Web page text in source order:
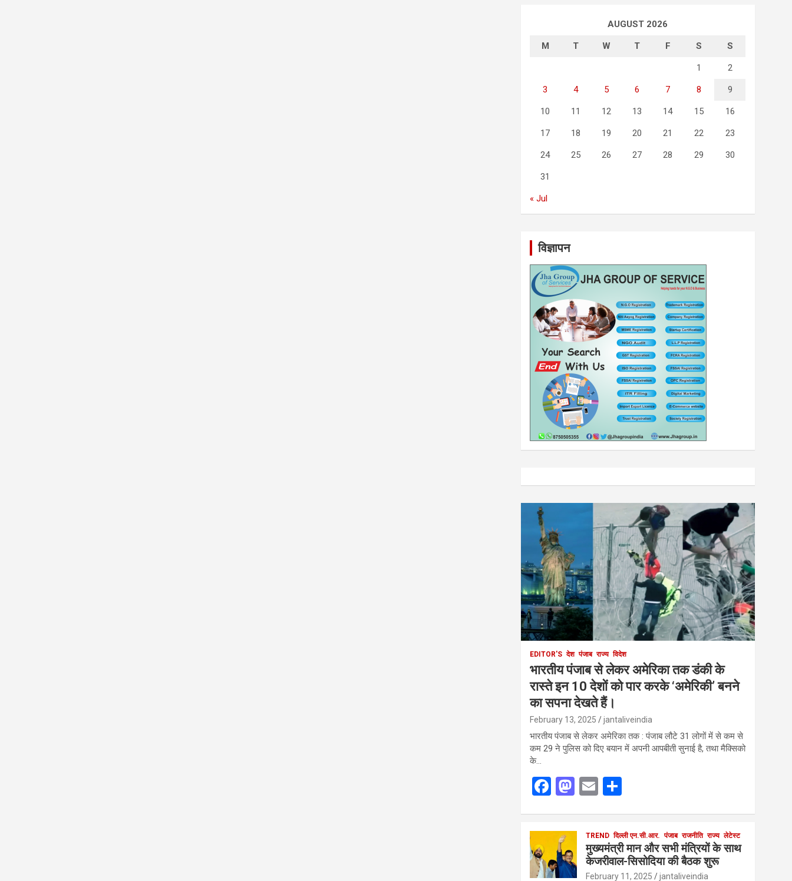
AUGUST 2026
M T W T F S S
1 2
3 4 5 6 7 8 9
10 11 12 13 14 15 16
17 18 19 20 21 22 23
24 25 26 27 28 29 30
31
« Jul
विज्ञापन
EDITOR'S देश पंजाब राज्य विदेश
भारतीय पंजाब से लेकर अमेरिका तक डंकी के
रास्ते इन 10 देशों को पार करके ‘अमेरिकी’ बनने
का सपना देखते हैं।
February 13, 2025 jantaliveindia
भारतीय पंजाब से लेकर अमेरिका तक : पंजाब लौटे 31 लोगों में से कम से
कम 29 ने पुलिस को दिए बयान में अपनी आपबीती सुनाई है, तथा मैक्सिको
के…
F
b
o
M
d
E
e
TREND दिल्ली एन.सी.आर. पंजाब राजनीति राज्य लेटेस्ट
मुख्यमंत्री मान और सभी मंत्रियों के साथ
केजरीवाल-सिसोदिया की बैठक शुरू
February 11, 2025 jantaliveindia